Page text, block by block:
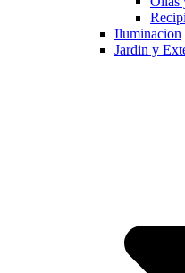
Iluminacion
Jardin y